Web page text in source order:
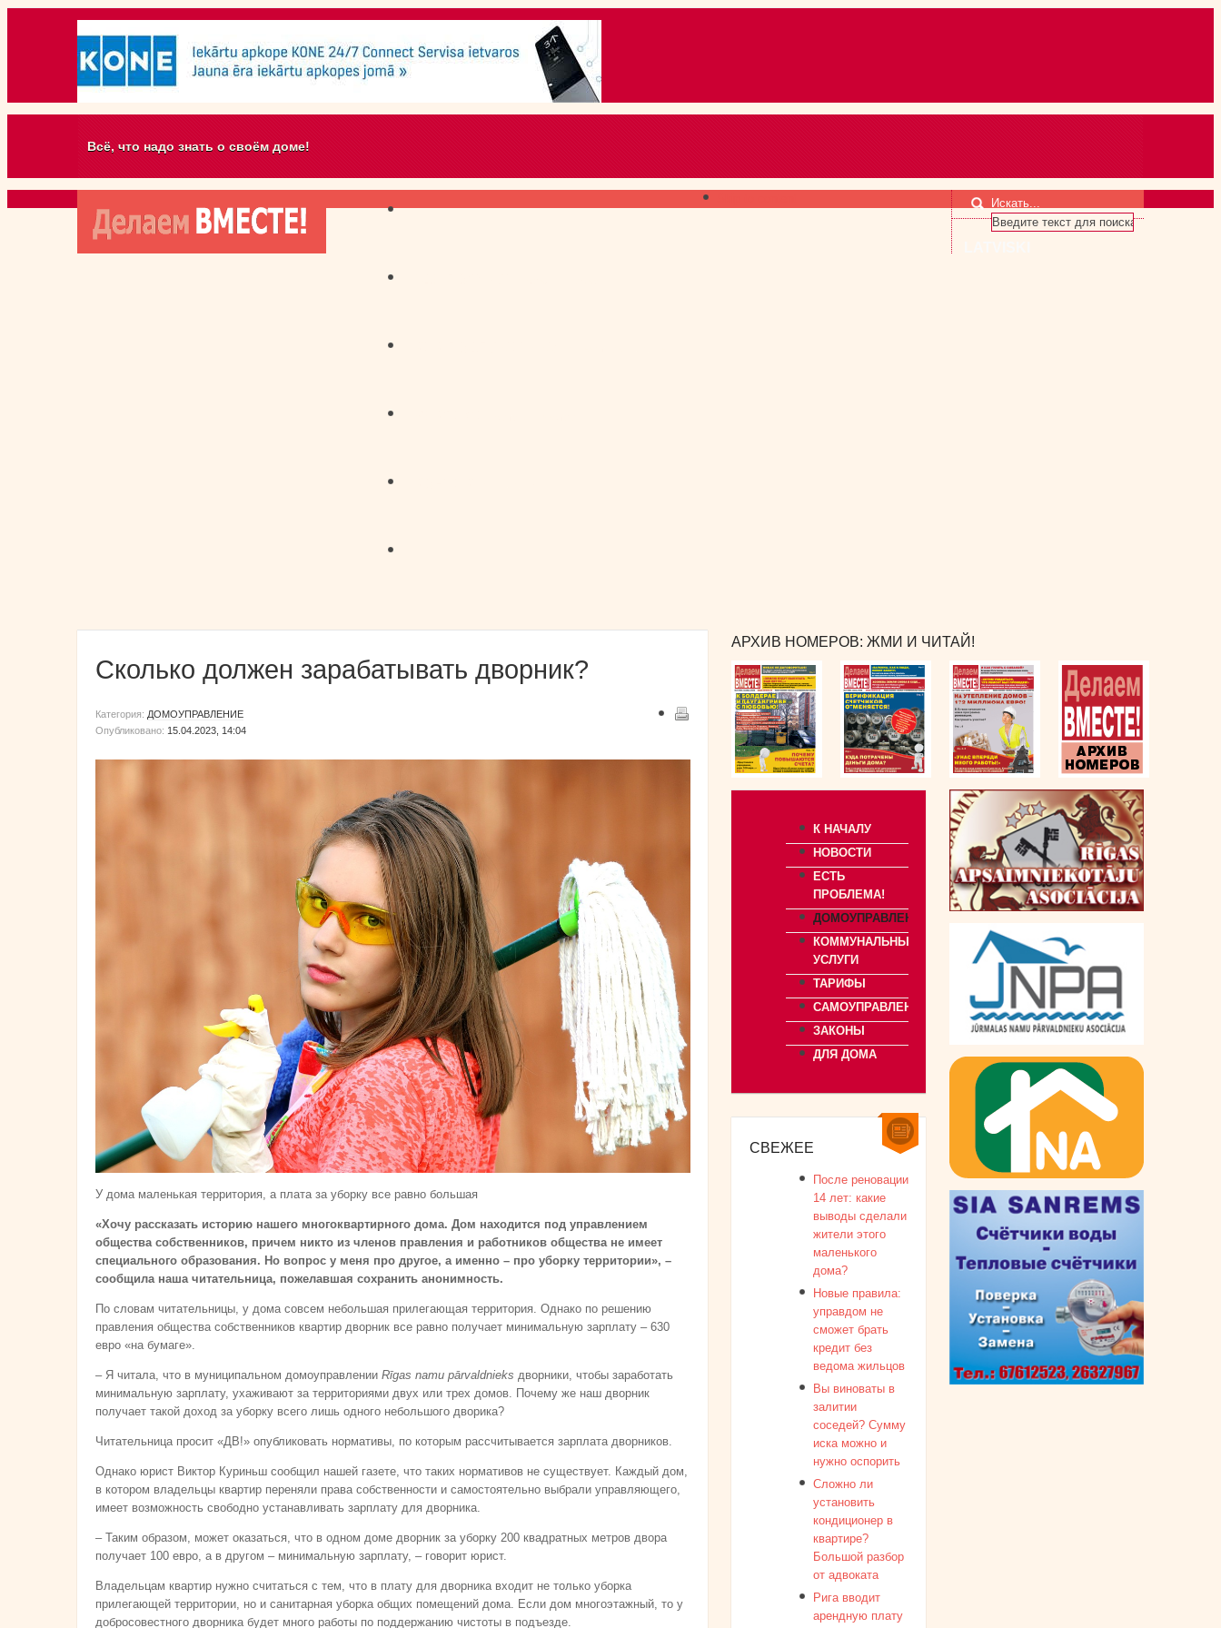
Всё, что надо знать о своём доме!
Искать...
Сколько должен зарабатывать дворник?
Категория: ДОМОУПРАВЛЕНИЕ
Опубликовано: 15.04.2023, 14:04
У дома маленькая территория, а плата за уборку все равно большая
«Хочу рассказать историю нашего многоквартирного дома. Дом находится под управлением
общества собственников, причем никто из членов правления и работников общества не имеет
специального образования. Но вопрос у меня про другое, а именно – про уборку территории», –
сообщила наша читательница, пожелавшая сохранить анонимность.
По словам читательницы, у дома совсем небольшая прилегающая территория. Однако по решению
правления общества собственников квартир дворник все равно получает минимальную зарплату – 630
евро «на бумаге».
– Я читала, что в муниципальном домоуправлении Rīgas namu pārvaldnieks дворники, чтобы заработать
минимальную зарплату, ухаживают за территориями двух или трех домов. Почему же наш дворник
получает такой доход за уборку всего лишь одного небольшого дворика?
Читательница просит «ДВ!» опубликовать нормативы, по которым рассчитывается зарплата дворников.
Однако юрист Виктор Куриньш сообщил нашей газете, что таких нормативов не существует. Каждый дом,
в котором владельцы квартир переняли права собственности и самостоятельно выбрали управляющего,
имеет возможность свободно устанавливать зарплату для дворника.
– Таким образом, может оказаться, что в одном доме дворник за уборку 200 квадратных метров двора
получает 100 евро, а в другом – минимальную зарплату, – говорит юрист.
Владельцам квартир нужно считаться с тем, что в плату для дворника входит не только уборка
прилегающей территории, но и санитарная уборка общих помещений дома. Если дом многоэтажный, то у
добросовестного дворника будет много работы по поддержанию чистоты в подъезде.
АРХИВ НОМЕРОВ: ЖМИ И ЧИТАЙ!
К НАЧАЛУ
НОВОСТИ
ЕСТЬ
ПРОБЛЕМА!
ДОМОУПРАВЛЕНИЕ
КОММУНАЛЬНЫЕ
УСЛУГИ
ТАРИФЫ
САМОУПРАВЛЕНИЯ
ЗАКОНЫ
ДЛЯ ДОМА
СВЕЖЕЕ
После реновации
14 лет: какие
выводы сделали
жители этого
маленького
дома?
Новые правила:
управдом не
сможет брать
кредит без
ведома жильцов
Вы виноваты в
залитии
соседей? Сумму
иска можно и
нужно оспорить
Сложно ли
установить
кондиционер в
квартире?
Большой разбор
от адвоката
Рига вводит
арендную плату